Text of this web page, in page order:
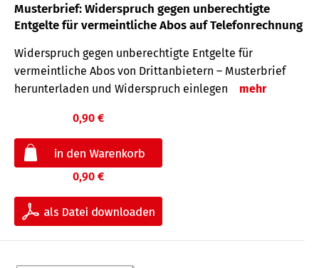
Musterbrief: Widerspruch gegen unberechtigte
Entgelte für vermeintliche Abos auf Telefonrechnung
Widerspruch gegen unberechtigte Entgelte für
vermeintliche Abos von Drittanbietern – Musterbrief
herunterladen und Widerspruch einlegen
mehr
0,90 €
0,90 €